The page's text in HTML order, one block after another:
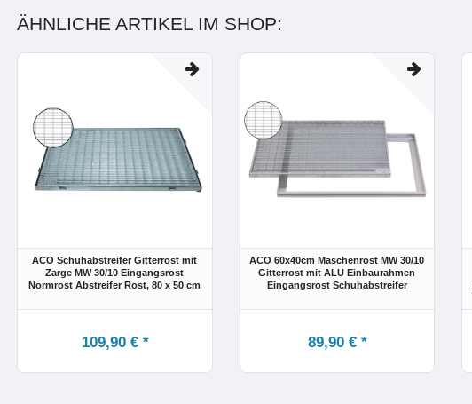
ÄHNLICHE ARTIKEL IM SHOP:
ACO Schuhabstreifer Gitterrost mit
Zarge MW 30/10 Eingangsrost
Normrost Abstreifer Rost, 80 x 50 cm
109,90 € *
ACO 60x40cm Maschenrost MW 30/10
Gitterrost mit ALU Einbaurahmen
Eingangsrost Schuhabstreifer
89,90 € *